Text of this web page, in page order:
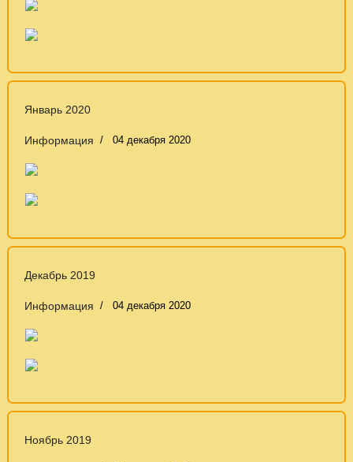
Январь 2020
Информация 04 декабря 2020
Декабрь 2019
Информация 04 декабря 2020
Ноябрь 2019